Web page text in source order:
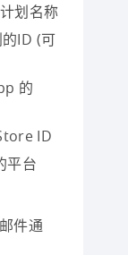
划名称
ID (可
的
ID
平台
件通